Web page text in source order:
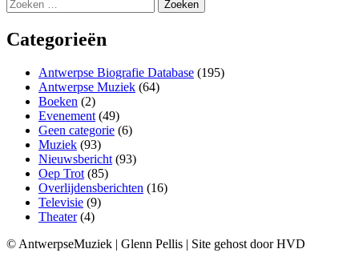
naar:
Categorieën
Antwerpse Biografie Database (195)
Antwerpse Muziek (64)
Boeken (2)
Evenement(49)
Geen categorie (6)
Muziek (93)
Nieuwsbericht(93)
Oep Trot(85)
Overlijdensberichten (16)
Televisie (9)
Theater(4)
© AntwerpseMuziek | Glenn Pellis | Site gehost door HVD